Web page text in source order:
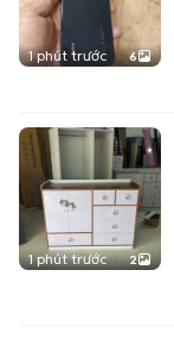
1 phút trước 6
1 phút trước 2